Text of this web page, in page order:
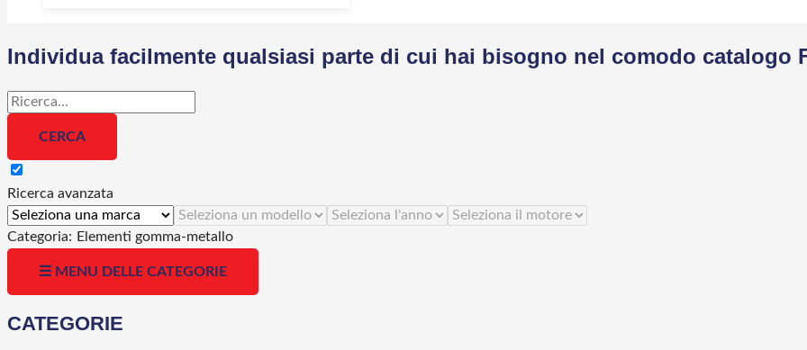
Individua facilmente qualsiasi parte di cui hai bisogno nel comodo catalogo
Ricerca avanzata
Categoria: Elementi gomma-metallo
☰ MENU DELLE CATEGORIE
CATEGORIE